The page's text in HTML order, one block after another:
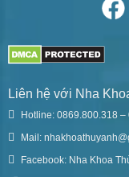
Liên hệ với Nha
Hotline: 0869.800.318 –
Mail:
Facebook: Nha Khoa